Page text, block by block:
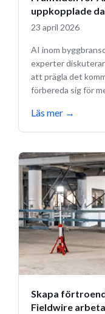
uppkopplade
framtiden
23 april 2026
AI inom
experter
att prägla det
förbereda sig för
Läs mer →
Skapa
Fieldwire